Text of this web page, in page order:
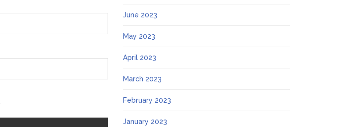
June 2023
May 2023
April 2023
March 2023
February 2023
January 2023